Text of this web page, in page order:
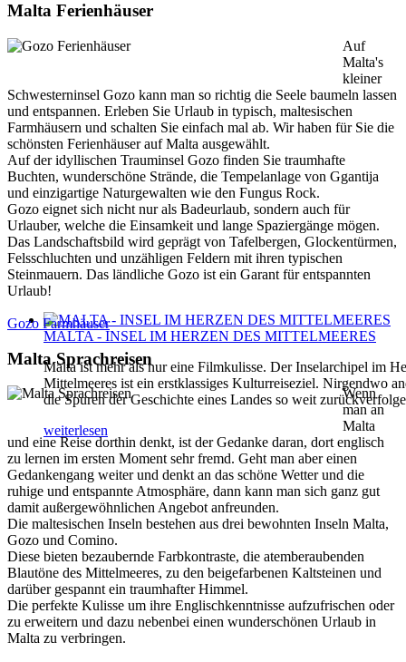
MALTA - INSEL IM HERZEN DES MITTELMEERES
Malta ist mehr als nur eine Filmkulisse. Der Inselarchipel im
Mittelmeeres ist ein erstklassiges Kulturreiseziel. Nirgendwo
die Spuren der Geschichte eines Landes so weit
weiterlesen
Malta Ferienhäuser
Auf
Malta's
kleiner
Schwesterninsel Gozo kann man so richtig die Seele baumeln lassen
und entspannen. Erleben Sie Urlaub in typisch, maltesischen
Farmhäusern und schalten Sie einfach mal ab. Wir haben für Sie die
schönsten Ferienhäuser auf Malta ausgewählt.
Auf der idyllischen Trauminsel Gozo finden Sie traumhafte
Buchten, wunderschöne Strände, die Tempelanlage von Ggantija
und einzigartige Naturgewalten wie den Fungus Rock.
Gozo eignet sich nicht nur als Badeurlaub, sondern auch für
Urlauber, welche die Einsamkeit und lange Spaziergänge mögen.
Das Landschaftsbild wird geprägt von Tafelbergen, Glockentürmen,
Felsschluchten und unzähligen Feldern mit ihren typischen
Steinmauern. Das ländliche Gozo ist ein Garant für entspannten
Urlaub!
Gozo Farmhäuser
Malta Sprachreisen
Wenn
man an
Malta
und eine Reise dorthin denkt, ist der Gedanke daran, dort englisch
zu lernen im ersten Moment sehr fremd. Geht man aber einen
Gedankengang weiter und denkt an das schöne Wetter und die
ruhige und entspannte Atmosphäre, dann kann man sich ganz gut
damit außergewöhnlichen Angebot anfreunden.
Die maltesischen Inseln bestehen aus drei bewohnten Inseln Malta,
Gozo und Comino.
Diese bieten bezaubernde Farbkontraste, die atemberaubenden
Blautöne des Mittelmeeres, zu den beigefarbenen Kaltsteinen und
darüber gespannt ein traumhafter Himmel.
Die perfekte Kulisse um ihre Englischkenntnisse aufzufrischen oder
zu erweitern und dazu nebenbei einen wunderschönen Urlaub in
Malta zu verbringen.